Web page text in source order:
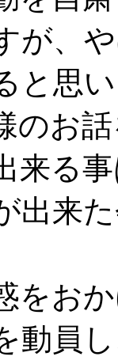
が、
と思
のお
来る
出来
をお
動員